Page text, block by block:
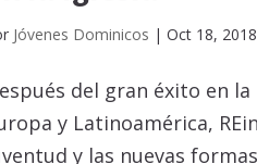
Jóvenes Dominicos |Oct 18, 2018
del gran éxito en
y Latinoamérica,
y las nuevas